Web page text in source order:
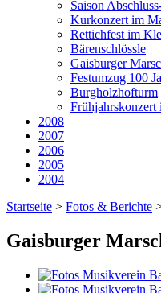
Saison
Kurkonzert im
Rettichfest im
Bärenschlössle
Gaisburger
Festumzug 100
Burgholzhofturm
Frühjahrskonzert
2008
2007
2006
2005
2004
Startseite > Fotos & Berichte
Gaisburger